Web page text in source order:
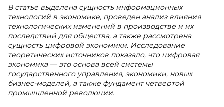
В статье выделена сущность информационных
технологий в экономике, проведен анализ влияния
технологических изменений в производстве и их
последствий для общества, а также рассмотрена
сущность цифровой экономики. Исследование
теоретических источников показало, что цифровая
экономика — это основа всей системы
государственного управления, экономики, новых
бизнес-моделей, а также фундамент четвертой
промышленной революции.